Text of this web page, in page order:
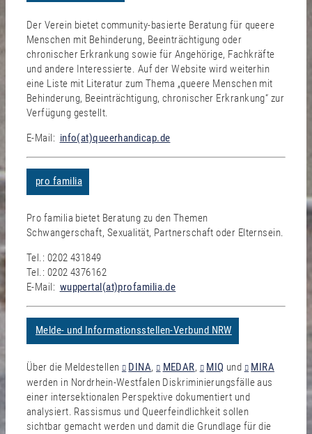
Der Verein bietet community-basierte Beratung für queere
Menschen mit Behinderung, Beeinträchtigung oder
chronischer Erkrankung sowie für Angehörige, Fachkräfte
und andere Interessierte. Auf der Website wird weiterhin
eine Liste mit Literatur zum Thema „queere Menschen mit
Behinderung, Beeinträchtigung, chronischer Erkrankung“ zur
Verfügung gestellt.
E-Mail: info(at)queerhandicap.de
pro familia
Pro familia bietet Beratung zu den Themen
Schwangerschaft, Sexualität, Partnerschaft oder Elternsein.
Tel.: 0202 431849
Tel.: 0202 4376162
E-Mail: wuppertal(at)profamilia.de
Melde- und Informationsstellen-Verbund NRW
Über die Meldestellen DINA, MEDAR, MIQ und
MIRA
werden in Nordrhein-Westfalen Diskriminierungsfälle aus
einer intersektionalen Perspektive dokumentiert und
analysiert. Rassismus und Queerfeindlichkeit sollen
sichtbar gemacht werden und damit die Grundlage für die